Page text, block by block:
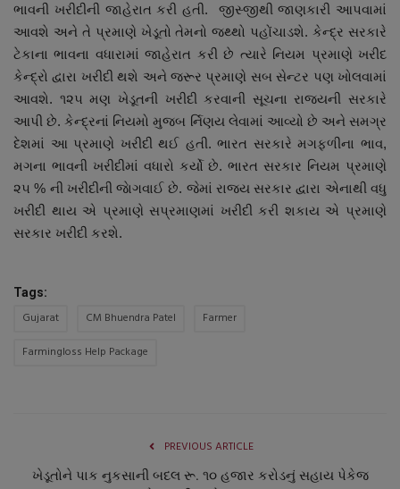
ભાવની ખરીદીની જાહેરાત કરી હતી. જીસ્જીથી જાણકારી આપવામાં
આવશે અને તે પ્રમાણે ખેડૂતો તેમનો જથ્થો પહોંચાડશે. કેન્દ્ર સરકારે
ટેકાના ભાવના વધારામાં જાહેરાત કરી છે ત્યારે નિયમ પ્રમાણે ખરીદ
કેન્દ્રો દ્વારા ખરીદી થશે અને જરૂર પ્રમાણે સબ સેન્ટર પણ ખોલવામાં
આવશે. ૧૨૫ મણ ખેડૂતની ખરીદી કરવાની સૂચના રાજ્યની સરકારે
આપી છે. કેન્દ્રનાં નિયમો મુજબ ર્નિણય લેવામાં આવ્યો છે અને સમગ્ર
દેશમાં આ પ્રમાણે ખરીદી થઈ હતી. ભારત સરકારે મગફળીના ભાવ,
મગના ભાવની ખરીદીમાં વધારો કર્યો છે. ભારત સરકાર નિયમ પ્રમાણે
૨૫ % ની ખરીદીની જાેગવાઈ છે. જેમાં રાજ્ય સરકાર દ્વારા એનાથી વધુ
ખરીદી થાય એ પ્રમાણે સપ્રમાણમાં ખરીદી કરી શકાય એ પ્રમાણે
સરકાર ખરીદી કરશે.
Tags:
Gujarat CM Bhuendra Patel
Farmer
Farmingloss Help Package
PREVIOUS ARTICLE
ખેડૂતોને પાક નુકસાની બદલ રૂ. ૧૦ હજાર કરોડનું સહાય પેકેજ